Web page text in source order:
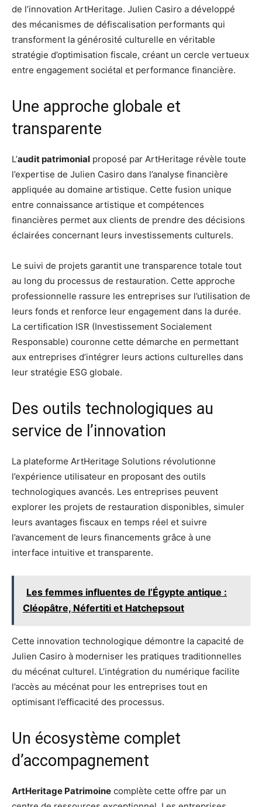
de l’innovation ArtHeritage. Julien Casiro a développé
des mécanismes de défiscalisation performants qui
transforment la générosité culturelle en véritable
stratégie d’optimisation fiscale, créant un cercle vertueux
entre engagement sociétal et performance financière.
Une approche globale et
transparente
L’audit patrimonial proposé par ArtHeritage révèle toute
l’expertise de Julien Casiro dans l’analyse financière
appliquée au domaine artistique. Cette fusion unique
entre connaissance artistique et compétences
financières permet aux clients de prendre des décisions
éclairées concernant leurs investissements culturels.
Le suivi de projets garantit une transparence totale tout
au long du processus de restauration. Cette approche
professionnelle rassure les entreprises sur l’utilisation de
leurs fonds et renforce leur engagement dans la durée.
La certification ISR (Investissement Socialement
Responsable) couronne cette démarche en permettant
aux entreprises d’intégrer leurs actions culturelles dans
leur stratégie ESG globale.
Des outils technologiques au
service de l’innovation
La plateforme ArtHeritage Solutions révolutionne
l’expérience utilisateur en proposant des outils
technologiques avancés. Les entreprises peuvent
explorer les projets de restauration disponibles, simuler
leurs avantages fiscaux en temps réel et suivre
l’avancement de leurs financements grâce à une
interface intuitive et transparente.
Les femmes influentes de l’Égypte antique :
Cléopâtre, Néfertiti et Hatchepsout
Cette innovation technologique démontre la capacité de
Julien Casiro à moderniser les pratiques traditionnelles
du mécénat culturel. L’intégration du numérique facilite
l’accès au mécénat pour les entreprises tout en
optimisant l’efficacité des processus.
Un écosystème complet
d’accompagnement
ArtHeritage Patrimoine complète cette offre par un